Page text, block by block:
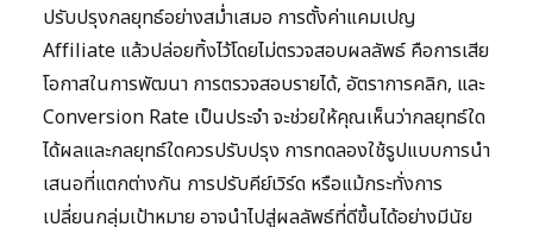
ปรับปรุงกลยุทธ์อย่างสม่ำเสมอ การตั้งค่าแคมเปญ
Affiliate แล้วปล่อยทิ้งไว้โดยไม่ตรวจสอบผลลัพธ์ คือการเสีย
โอกาสในการพัฒนา การตรวจสอบรายได้, อัตราการคลิก, และ
Conversion Rate เป็นประจำ จะช่วยให้คุณเห็นว่ากลยุทธ์ใด
ได้ผลและกลยุทธ์ใดควรปรับปรุง การทดลองใช้รูปแบบการนำ
เสนอที่แตกต่างกัน การปรับคีย์เวิร์ด หรือแม้กระทั่งการ
เปลี่ยนกลุ่มเป้าหมาย อาจนำไปสู่ผลลัพธ์ที่ดีขึ้นได้อย่างมีนัย